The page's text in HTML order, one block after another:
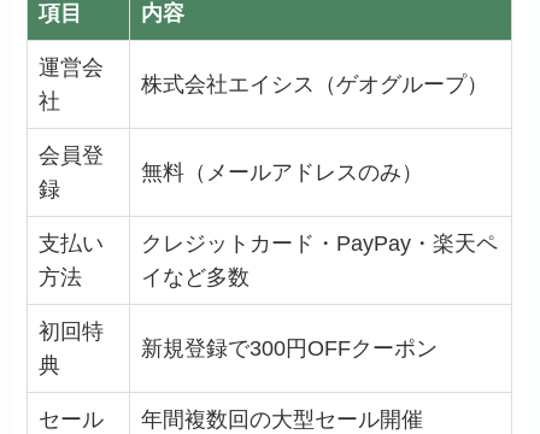
項目 内容
運営会
社
株式会社エイシス（ゲオグループ）
会員登
録
無料（メールアドレスのみ）
支払い
方法
クレジットカード・PayPay・楽天ペ
イなど多数
初回特
典
新規登録で300円OFFクーポン
セール 年間複数回の大型セール開催